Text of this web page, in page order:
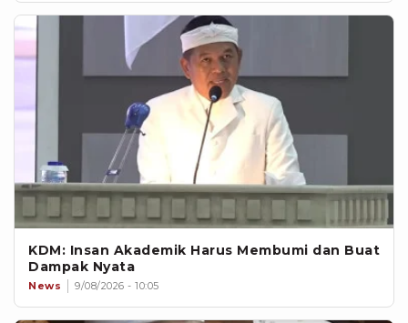
KDM: Insan Akademik Harus Membumi dan Buat
Dampak Nyata
News 9/08/2026 - 10:05